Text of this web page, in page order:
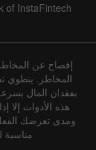
of InstaFintech
إفصاح عن
المخاطر. ينطوي
بفقدان المال
هذه الأدوات إلا
ومدى تعرضك
مناسبة